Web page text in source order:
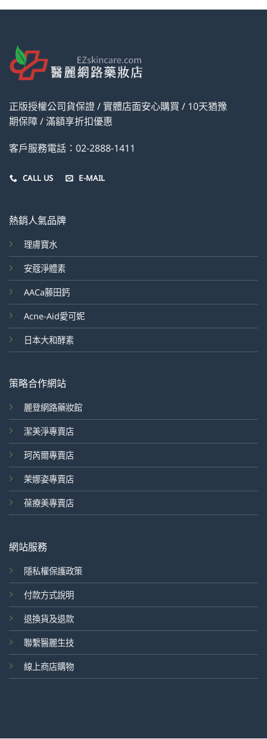
正版授權公司貨保證 / 實體店面安心購買 / 10天猶豫
期保障 / 滿額享折扣優惠
客戶服務電話：02-2888-1411
CALL US E-MAIL
熱銷人氣品牌
理膚寶水
安蔻淨體素
AACa藤田鈣
Acne-Aid愛可妮
日本大和酵素
策略合作網站
麗登網路藥妝館
潔美淨專賣店
珂芮爾專賣店
茉娜姿專賣店
葆療美專賣店
網站服務
隱私權保護政策
付款方式說明
退換貨及退款
聯繫醫麗生技
線上商店購物